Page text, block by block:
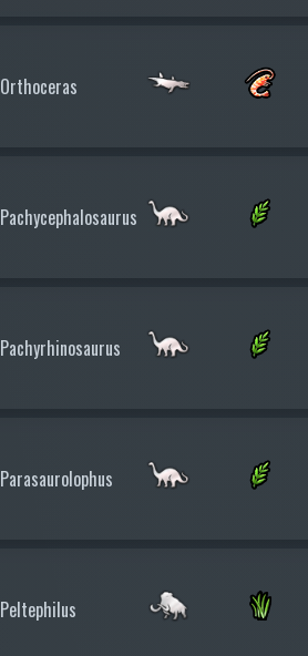
Orthoceras
Pachycephalosaurus
Pachyrhinosaurus
Parasaurolophus
Peltephilus